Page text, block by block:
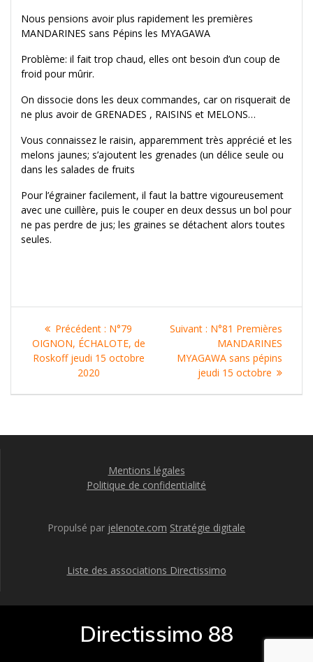
Nous pensions avoir plus rapidement les premières
MANDARINES sans Pépins les MYAGAWA
Problème: il fait trop chaud, elles ont besoin d’un coup de
froid pour mûrir.
On dissocie dons les deux commandes, car on risquerait de
ne plus avoir de GRENADES , RAISINS et MELONS…
Vous connaissez le raisin, apparemment très apprécié et les
melons jaunes; s’ajoutent les grenades (un délice seule ou
dans les salades de fruits
Pour l’égrainer facilement, il faut la battre vigoureusement
avec une cuillère, puis le couper en deux dessus un bol pour
ne pas perdre de jus; les graines se détachent alors toutes
seules.
Navigation
de
l’article
Précédent : Article
précédent
:
N°79
OIGNON, ÉCHALOTE, de
Roskoff jeudi 15 octobre
2020
Suivant : Article
suivant
:
N°81 Premières
MANDARINES
MYAGAWA sans pépins
jeudi 15 octobre
Mentions légales
Politique de confidentialité
Propulsé par jelenote.com Stratégie digitale
Liste des associations Directissimo
Directissimo 88